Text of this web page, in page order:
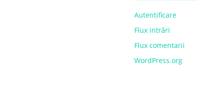
Autentificare
Flux intrări
Flux comentarii
WordPress.org